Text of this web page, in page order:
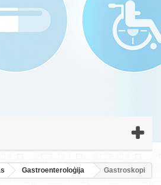
Gastroenteroloģija Gastroskopi